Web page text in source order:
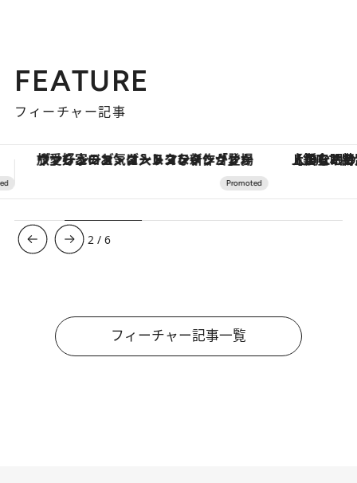
FEATURE
フィーチャー記事
【銀座で出合う最旬美容】美髪ケアや上質な眠り…セルフケアのアップデートから、特別な名入れギフトまで。大人のための「ReFa GINZA」クルーズ
3 /6
フィーチャー記事一覧